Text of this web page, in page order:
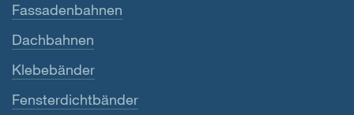
Fassadenbahnen
Dachbahnen
Klebebänder
Fensterdichtbänder